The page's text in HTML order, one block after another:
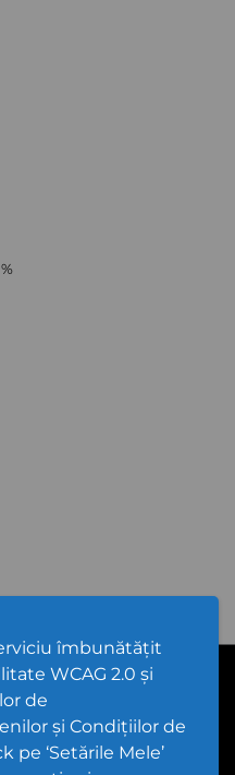
îmbunătățit
WCAG 2.0 și
de
și Condițiilor de
pe ‘Setările Mele’
Cookies și Accesibilitate
de confidențialitate website
a site-ului